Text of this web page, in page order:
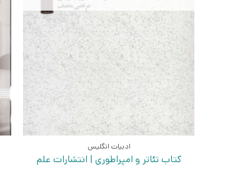
ادبیات انگلیس
کتاب تئاتر و امپراطوری | انتشارات علم